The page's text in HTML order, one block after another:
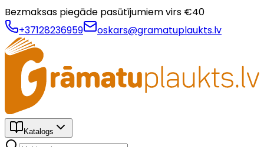
Bezmaksas piegāde pasūtījumiem virs €40
+37128236959
oskars@gramatuplaukts.lv
Katalogs